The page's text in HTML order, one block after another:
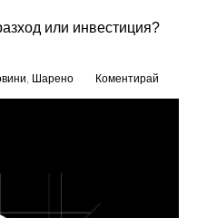
или инвестиция?
, Шарено Коментирай